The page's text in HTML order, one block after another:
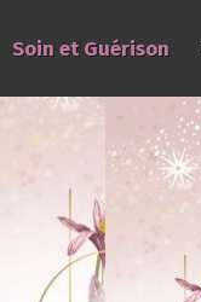
Soin et Guérison